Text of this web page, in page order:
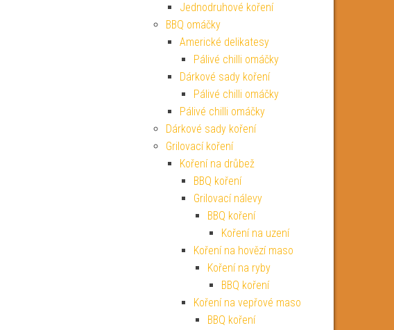
Jednodruhové koření
BBQ omáčky
Americké delikatesy
Pálivé chilli omáčky
Dárkové sady koření
Pálivé chilli omáčky
Pálivé chilli omáčky
Dárkové sady koření
Grilovací koření
Koření na drůbež
BBQ koření
Grilovací nálevy
BBQ koření
Koření na uzení
Koření na hovězí maso
Koření na ryby
BBQ koření
Koření na vepřové maso
BBQ koření